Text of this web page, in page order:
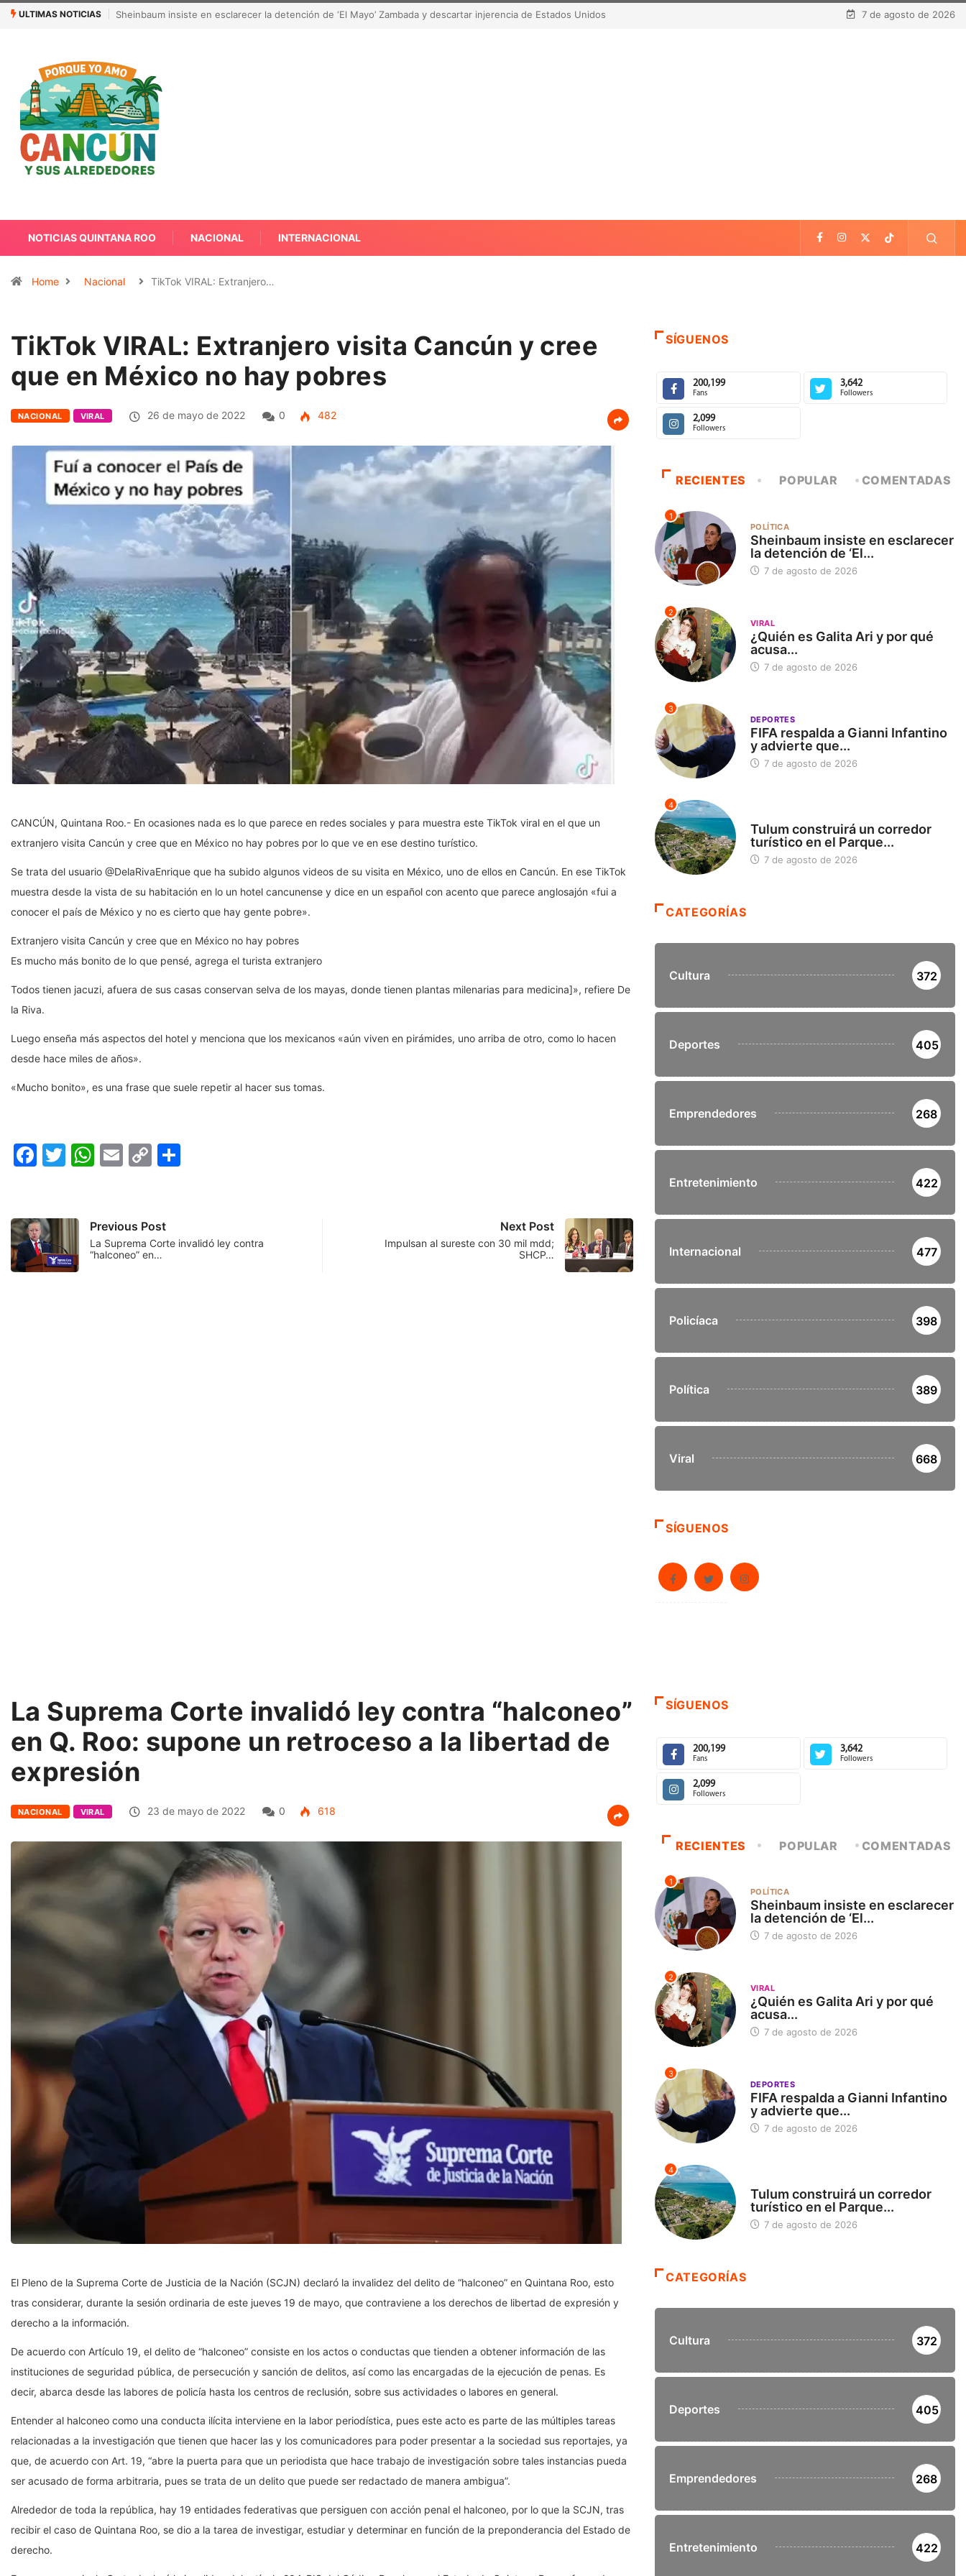
ULTIMAS NOTICIAS ¿Quién es Galita Ari y por qué acusa a RoRo de robar contenido? La polémica que sacude las redes sociales 7 de agosto de 2026
NOTICIAS QUINTANA ROO NACIONAL INTERNACIONAL
Home Nacional TikTok VIRAL: Extranjero…
TikTok VIRAL: Extranjero visita Cancún y cree
que en México no hay pobres
NACIONAL VIRAL 26 de mayo de 2022 0 482
CANCÚN, Quintana Roo.- En ocasiones nada es lo que parece en redes sociales y para muestra este TikTok viral en el que un
extranjero visita Cancún y cree que en México no hay pobres por lo que ve en ese destino turístico.
Se trata del usuario @DelaRivaEnrique que ha subido algunos videos de su visita en México, uno de ellos en Cancún. En ese TikTok
muestra desde la vista de su habitación en lo un hotel cancunense y dice en un español con acento que parece anglosajón «fui a
conocer el país de México y no es cierto que hay gente pobre».
Extranjero visita Cancún y cree que en México no hay pobres
Es mucho más bonito de lo que pensé, agrega el turista extranjero
Todos tienen jacuzi, afuera de sus casas conservan selva de los mayas, donde tienen plantas milenarias para medicina]», refiere De
la Riva.
Luego enseña más aspectos del hotel y menciona que los mexicanos «aún viven en pirámides, uno arriba de otro, como lo hacen
desde hace miles de años».
«Mucho bonito», es una frase que suele repetir al hacer sus tomas.
Facebook
Twitter
WhatsApp
Email
Copy
Previous Post
La Suprema Corte invalidó ley contra
“halconeo” en…
Next Post
Impulsan al sureste con 30 mil mdd;
SHCP…
SÍGUENOS
200,199
Fans
3,642
Followers
2,099
Followers
RECIENTES POPULAR COMENTADAS
1
POLÍTICA
Sheinbaum insiste en esclarecer
la detención de ‘El...
7 de agosto de 2026
2
VIRAL
¿Quién es Galita Ari y por qué
acusa...
7 de agosto de 2026
3
DEPORTES
FIFA respalda a Gianni Infantino
y advierte que...
7 de agosto de 2026
4
Tulum construirá un corredor
turístico en el Parque...
7 de agosto de 2026
CATEGORÍAS
Cultura 372
Deportes 405
Emprendedores 268
Entretenimiento 422
Internacional 477
Policíaca 398
Política 389
Viral 668
SÍGUENOS
La Suprema Corte invalidó ley contra “halconeo”
en Q. Roo: supone un retroceso a la libertad de
expresión
NACIONAL VIRAL 23 de mayo de 2022 0 618
El Pleno de la Suprema Corte de Justicia de la Nación (SCJN) declaró la invalidez del delito de “halconeo” en Quintana Roo, esto
tras considerar, durante la sesión ordinaria de este jueves 19 de mayo, que contraviene a los derechos de libertad de expresión y
derecho a la información.
De acuerdo con Artículo 19, el delito de “halconeo” consiste en los actos o conductas que tienden a obtener información de las
instituciones de seguridad pública, de persecución y sanción de delitos, así como las encargadas de la ejecución de penas. Es
decir, abarca desde las labores de policía hasta los centros de reclusión, sobre sus actividades o labores en general.
Entender al halconeo como una conducta ilícita interviene en la labor periodística, pues este acto es parte de las múltiples tareas
relacionadas a la investigación que tienen que hacer las y los comunicadores para poder presentar a la sociedad sus reportajes, ya
que, de acuerdo con Art. 19, “abre la puerta para que un periodista que hace trabajo de investigación sobre tales instancias pueda
ser acusado de forma arbitraria, pues se trata de un delito que puede ser redactado de manera ambigua”.
Alrededor de toda la república, hay 19 entidades federativas que persiguen con acción penal el halconeo, por lo que la SCJN, tras
recibir el caso de Quintana Roo, se dio a la tarea de investigar, estudiar y determinar en función de la preponderancia del Estado de
derecho.
SÍGUENOS
200,199
Fans
3,642
Followers
2,099
Followers
RECIENTES POPULAR COMENTADAS
1
POLÍTICA
Sheinbaum insiste en esclarecer
la detención de ‘El...
7 de agosto de 2026
2
VIRAL
¿Quién es Galita Ari y por qué
acusa...
7 de agosto de 2026
3
DEPORTES
FIFA respalda a Gianni Infantino
y advierte que...
7 de agosto de 2026
4
Tulum construirá un corredor
turístico en el Parque...
7 de agosto de 2026
CATEGORÍAS
Cultura 372
Deportes 405
Emprendedores 268
Entretenimiento 422